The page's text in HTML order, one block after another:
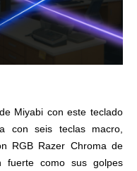
Miyabi con este teclado
con seis teclas macro,
RGB Razer Chroma de
fuerte como sus golpes